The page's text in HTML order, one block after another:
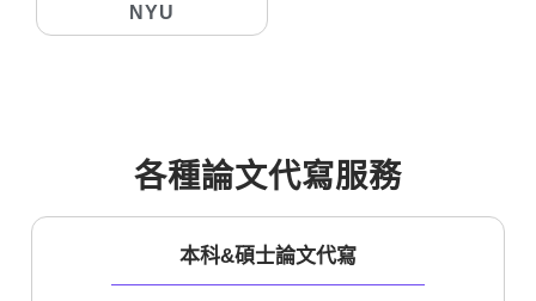
NYU
各種論文代寫服務
本科&碩士論文代寫